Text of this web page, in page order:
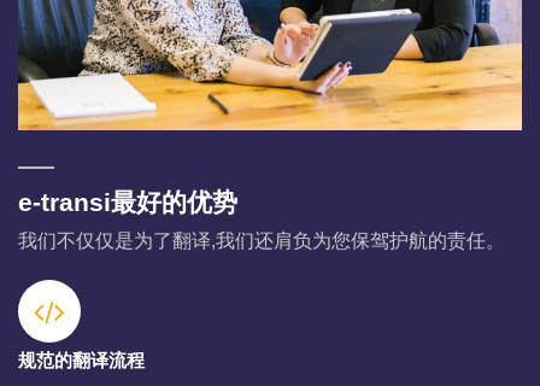
e-transi最好的优势
我们不仅仅是为了翻译,我们还肩负为您保驾护航的责任。
规范的翻译流程